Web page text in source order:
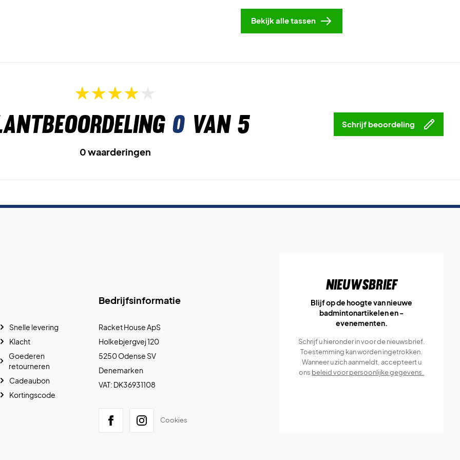
Bekijk alle tassen
0van 5 Schrijf beoordeling
0 waarderingen
Bedrijfsinformatie
Racket House ApS
Holkebjergvej 120
5250 Odense SV
Denemarken
VAT: DK36931108
Cookies
Snelle levering
Klacht
Goederen
retourneren
Cadeaubon
Kortingscode
Nieuwsbrief
Blijf op de hoogte van nieuwe
badmintonartikelen en -
evenementen.
Schrijf u hieronder in voor de nieuwsbrief.
Toestemming kan worden ingetrokken.
Wanneer u zich aanmeldt, accepteert u
ons beleid voor persoonlijke gegevens.